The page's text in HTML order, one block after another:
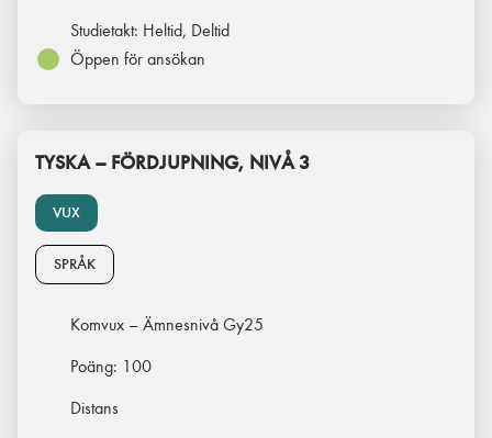
Studietakt: Heltid, Deltid
Öppen för ansökan
VUX
TYSKA – FÖRDJUPNING, NIVÅ 3
SPRÅK
Komvux – Ämnesnivå Gy25
Poäng: 100
Distans